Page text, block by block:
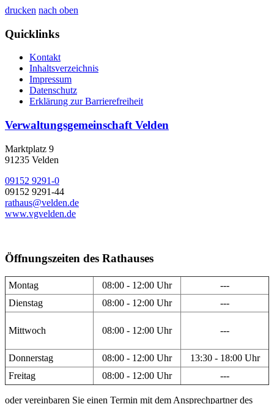
drucken nach oben
Quicklinks
Kontakt
Inhaltsverzeichnis
Impressum
Datenschutz
Erklärung zur Barrierefreiheit
Verwaltungsgemeinschaft Velden
Marktplatz 9
91235 Velden
09152 9291-0
09152 9291-44
rathaus@velden.de
www.vgvelden.de
Öffnungszeiten des Rathauses
Montag 08:00 - 12:00 Uhr
---
Dienstag
08:00 - 12:00 Uhr ---
Mittwoch 08:00 - 12:00 Uhr ---
Donnerstag 08:00 - 12:00 Uhr
13:30 - 18:00 Uhr
Freitag
08:00 - 12:00 Uhr ---
oder vereinbaren Sie einen Termin mit dem Ansprechpartner des